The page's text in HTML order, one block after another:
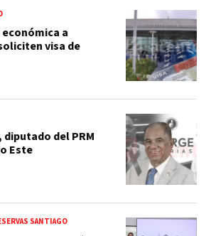
económica a
visa de
diputado del PRM
Este
SANTIAGO